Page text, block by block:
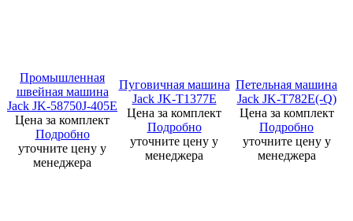
Промышленная
швейная машина
Jack JK-58750J-405E
Цена за комплект
Подробно
уточните цену у
менеджера
Пуговичная машина
Jack JK-T1377E
Цена за комплект
Подробно
уточните цену у
менеджера
Петельная машина
Jack JK-T782E(-Q)
Цена за комплект
Подробно
уточните цену у
менеджера